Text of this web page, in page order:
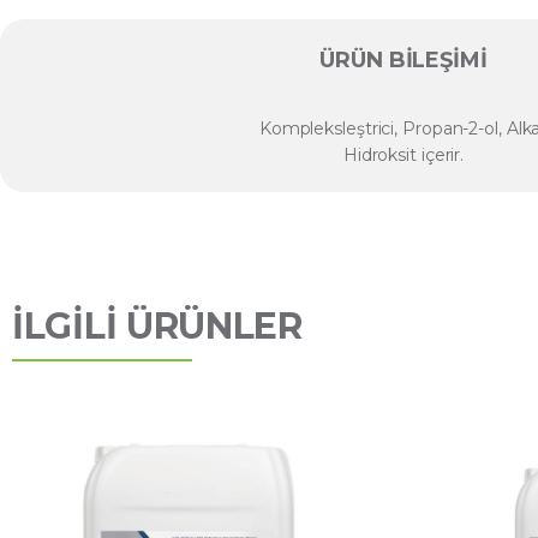
ÜRÜN BILEŞIMI
Kompleksleştrici, Propan-2-ol,
Hidroksit içerir.
İLGİLİ ÜRÜNLER